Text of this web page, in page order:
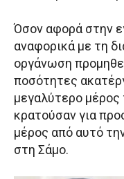
Όσον αφορά στην
αναφορικά με τη
οργάνωση
ποσότητες
μεγαλύτερο
κρατούσαν για
μέρος από αυτό
στη Σάμο.